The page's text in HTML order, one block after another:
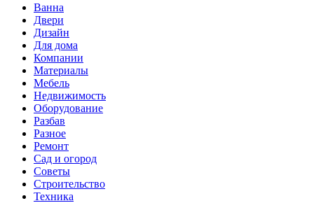
Ванна
Двери
Дизайн
Для дома
Компании
Материалы
Мебель
Недвижимость
Оборудование
Разбав
Разное
Ремонт
Сад и огород
Советы
Строительство
Техника